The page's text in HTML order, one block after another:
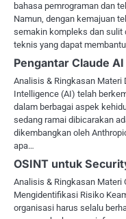
bahasa pemrograman dan
Namun, dengan kemajuan
semakin kompleks dan sulit
teknis yang dapat
Pengantar Claude AI
Analisis & Ringkasan Materi
Intelligence (AI) telah
dalam berbagai aspek
sedang ramai dibicarakan
dikembangkan oleh
apa…
OSINT untuk
Analisis & Ringkasan
Mengidentifikasi Risiko
organisasi harus selalu